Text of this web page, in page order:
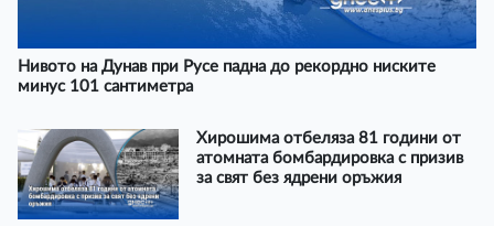
Нивото на Дунав при Русе падна до рекордно ниските
минус 101 сантиметра
Хирошима отбеляза 81 години от
атомната бомбардировка с призив
за свят без ядрени оръжия